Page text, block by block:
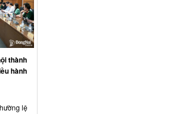
thành
hành
lệ